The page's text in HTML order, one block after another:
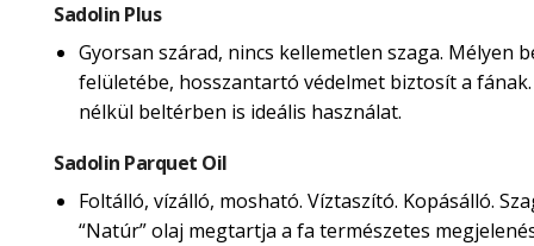
Sadolin Plus
Gyorsan szárad, nincs kellemetlen szaga. Mélyen
felületébe, hosszantartó védelmet biztosít a
nélkül beltérben is ideális használat.
Sadolin Parquet Oil
Foltálló, vízálló, mosható. Víztaszító. Kopásálló.
“Natúr” olaj megtartja a fa természetes